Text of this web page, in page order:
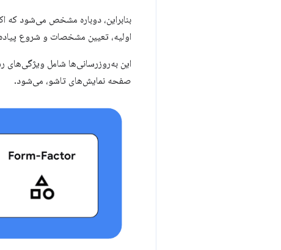
اولیه، تعیین مشخصات و شروع
این به‌روزرسانی‌ها شامل ویژگی‌های
صفحه نمایش‌های تاشو، می‌شود.